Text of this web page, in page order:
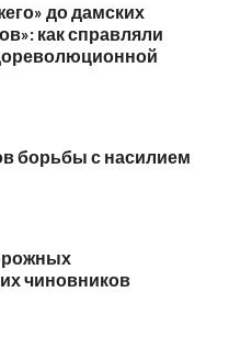
до дамских
как справляли
борьбы с насилием
чиновников